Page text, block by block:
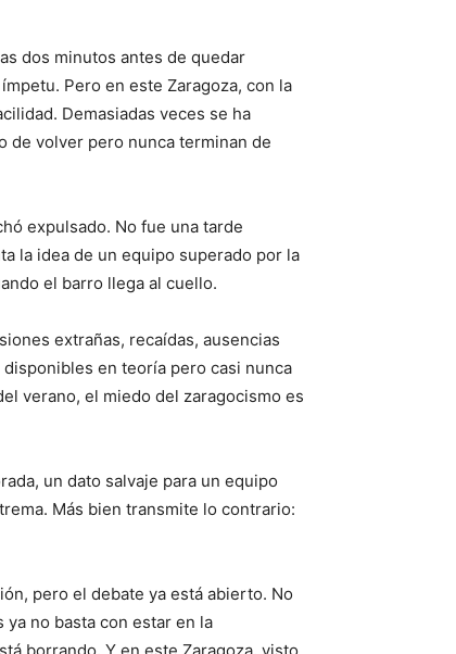
dos minutos antes de quedar
Pero en este Zaragoza, con la
Demasiadas veces se ha
de volver pero nunca terminan de
expulsado. No fue una tarde
la idea de un equipo superado por la
el barro llega al cuello.
extrañas, recaídas, ausencias
en teoría pero casi nunca
verano, el miedo del zaragocismo es
un dato salvaje para un equipo
Más bien transmite lo contrario:
pero el debate ya está abierto. No
no basta con estar en la